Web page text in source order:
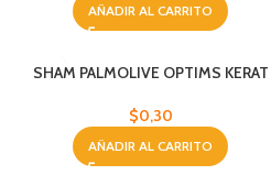
AÑADIR AL CARRITO
SHAM PALMOLIVE OPTIMS KERAT
$0,30
AÑADIR AL CARRITO